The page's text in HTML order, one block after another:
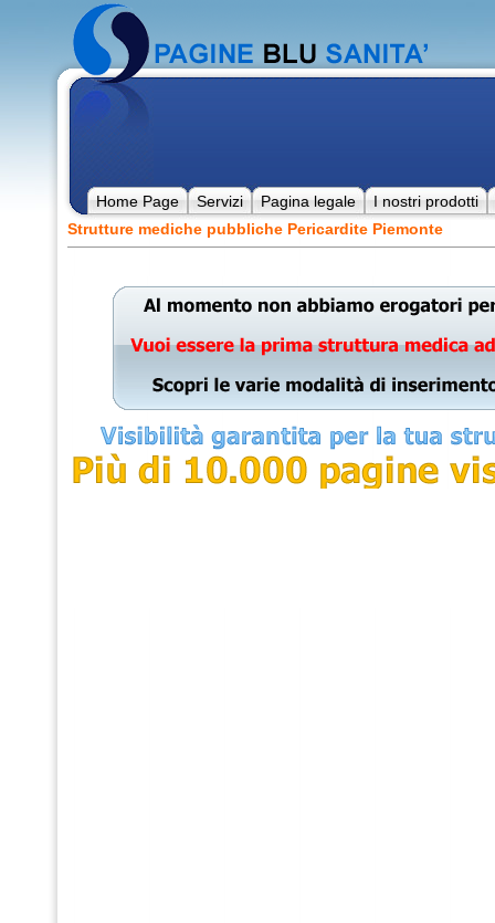
Home Page Servizi Pagina legale
I nostri prodotti
Strutture mediche pubbliche Pericardite Piemonte